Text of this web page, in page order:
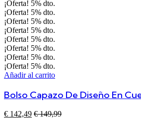
¡Oferta! 5% dto.
¡Oferta! 5% dto.
¡Oferta! 5% dto.
¡Oferta! 5% dto.
¡Oferta! 5% dto.
¡Oferta! 5% dto.
¡Oferta! 5% dto.
¡Oferta! 5% dto.
Añadir al carrito
€ 142,49 €149,99